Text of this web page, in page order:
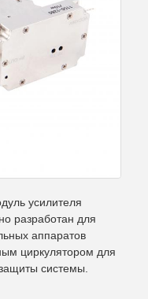
усилителя
разработан для
аппаратов
циркулятором для
системы.